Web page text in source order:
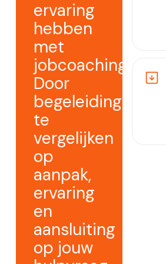
ervaring
hebben
met
jobcoaching.
Door
begeleiding
te
vergelijken
op
aanpak,
ervaring
en
aansluiting
op jouw